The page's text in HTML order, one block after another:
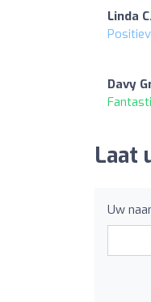
Linda
Davy
Laat
Uw